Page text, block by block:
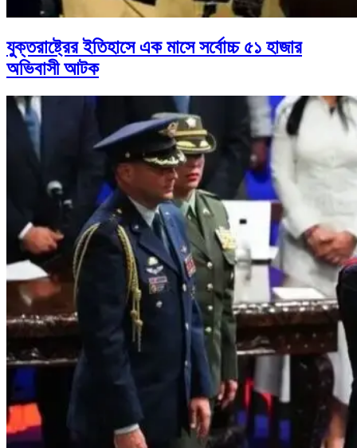
যুক্তরাষ্ট্রের ইতিহাসে এক মাসে সর্বোচ্চ ৫১ হাজার
অভিবাসী আটক